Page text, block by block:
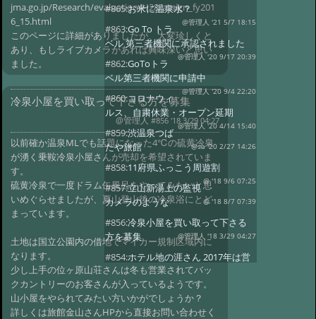
jma.go.jp/Research/evaluation/H28/assign_fy201
6_15.html
このページに詳細がありましたが、大変珍しくと
あり、もしライブカメラがあれば興味深いと思い
ました。
冷泉小屋を買い取って下さる方を募集
@管理人#856 '18 3/29 04:27
以前確か温泉MLでも話題になった4℃の硫黄冷泉
が湧く乗鞍冷泉小屋さんが売却を希望されていま
す。
硫黄冷泉で一度ドラム缶風呂をやってみたいと思
いめぐらせましたが、夏山登山後の冷泉浴にとど
まっています。
土地は国立公園内の借地でマイカー規制区域内に
なります。
少し上手の位ヶ原山荘さんは冬も営業されてバッ
クカントリーのお客さんが入っているようです。
山小屋をやられてみたい方いかがでしょうか？
詳しくは旅館金山さんHPから直接お問い合わせく
#865:お米に温泉水？
@管理人 '21 5/7 18:15
#863:Go To トラ
ベル 第三者機関に承認されました
@管理人 '20 9/17 20:39
#862:GoToトラ
ベル第三者機関に申請中
@管理人 '20 9/4 22:20
#860:コロナウィ
ルス、自粛休業・オープン延期
@管理人 '20 4/14 15:40
#859:渋温泉つば
たや旅館
@sa '20 2/27 14:26
#858:11府県ふっこう周遊割
@ '18 9/6 07:25
#857:立山新湯上の監視
カメラのような
@ '18 8/7 07:39
#856:冷泉小屋を買い取って下さる
方を募集
@管理人 '18 3/29 04:27
#854:ホテル地の涯さん 2017年は営
業されないとの事 @管理人 '17 7/7 07:32
#853:法華院温泉さん 予約受付開
始
@管理人 '17 2/28 22:51